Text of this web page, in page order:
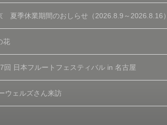
夏季休業期間のおしらせ（2026.8.9～2026.8.16）
花
回 日本フルートフェスティバル in 名古屋
ウェルズさん来訪